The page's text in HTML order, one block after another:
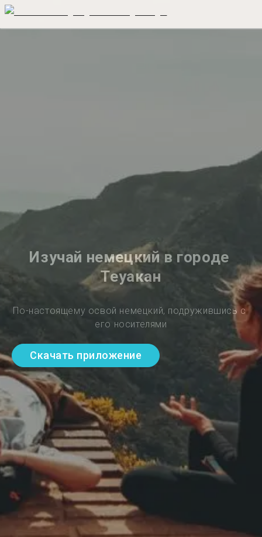
Изучай немецкий в городе
Теуакан
По-настоящему освой немецкий, подружившись с
его носителями
Скачать приложение